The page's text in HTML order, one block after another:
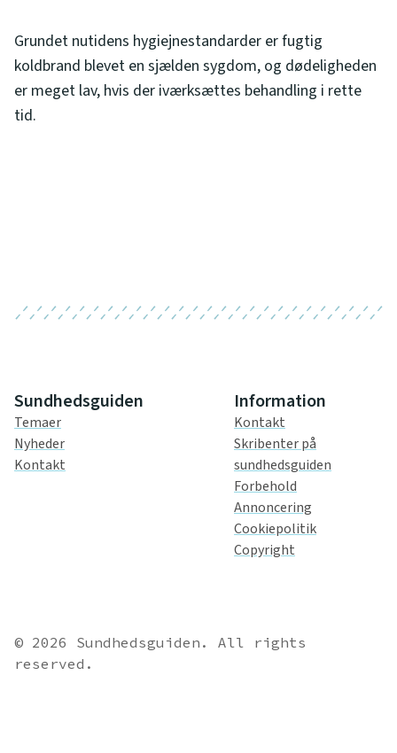
Grundet nutidens hygiejnestandarder er fugtig
koldbrand blevet en sjælden sygdom, og dødeligheden
er meget lav, hvis der iværksættes behandling i rette
tid.
Sundhedsguiden
Temaer
Nyheder
Kontakt
Information
Kontakt
Skribenter på
sundhedsguiden
Forbehold
Annoncering
Cookiepolitik
Copyright
© 2026 Sundhedsguiden. All rights
reserved.